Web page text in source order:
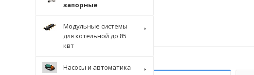
запорные
Модульные системы
для котельной до 85
квт
Насосы и автоматика